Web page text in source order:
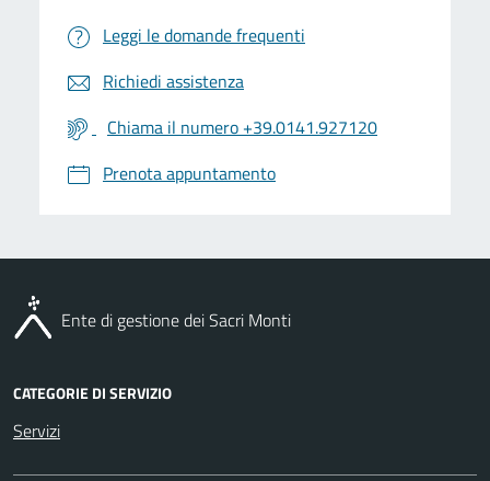
Leggi le domande frequenti
Richiedi assistenza
Chiama il numero +39.0141.927120
Prenota appuntamento
Ente di gestione dei Sacri Monti
CATEGORIE DI SERVIZIO
Servizi